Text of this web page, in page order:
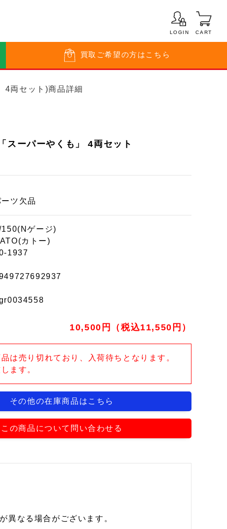
LOGIN CART
買取 ご希望の方はこちら
4両セット)商品詳細
スーパーやくも」 4両セット
ツ欠品
150(Nゲージ)
カトー)
1937
10,500円（税込11,550円）
は売り切れており、入荷待ちとなります。
ます。
その他の在庫商品はこちら
この商品について問い合わせる
異なる場合がございます。